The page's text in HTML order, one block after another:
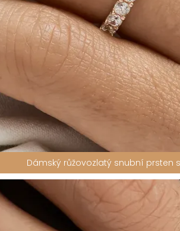
Dámský růžovozlatý snubní prsten